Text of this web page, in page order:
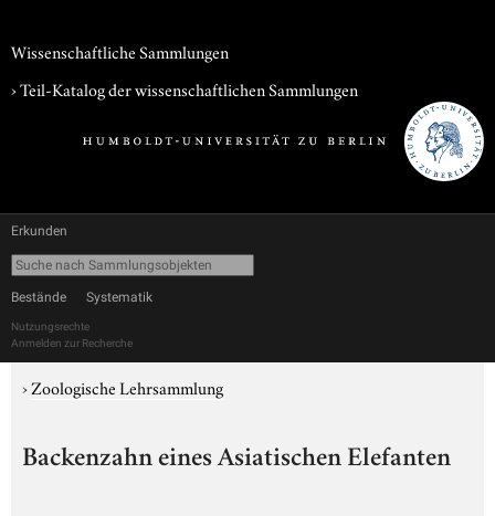
Wissenschaftliche Sammlungen
› Teil-Katalog der wissenschaftlichen Sammlungen
Erkunden
Bestände Systematik
Nutzungsrechte
Anmelden zur Recherche
›Zoologische Lehrsammlung
Backenzahn eines Asiatischen Elefanten